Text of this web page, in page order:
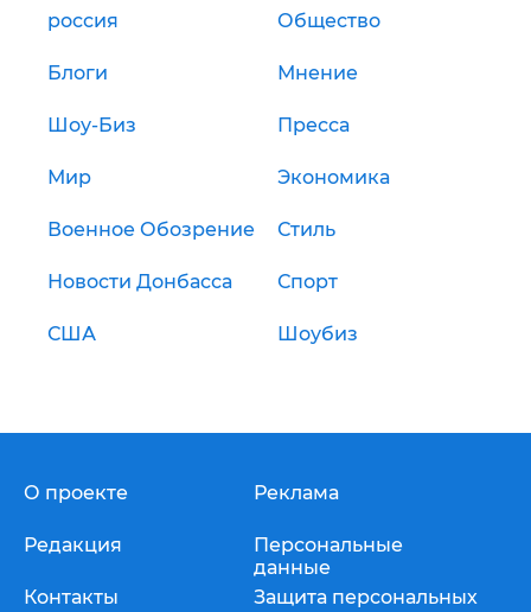
россия Общество
Блоги Мнение
Шоу-Биз Пресса
Мир Экономика
Военное Обозрение Стиль
Новости Донбасса Спорт
США Шоубиз
О проекте
Редакция
Контакты
Реклама
Персональные
данные
Защита персональных